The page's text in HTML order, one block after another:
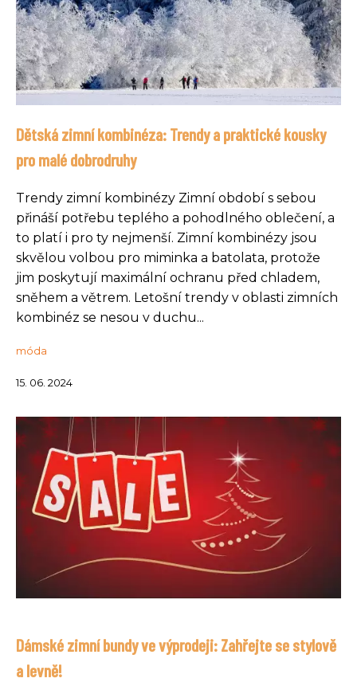
Dětská zimní kombinéza: Trendy a praktické kousky
pro malé dobrodruhy
Trendy zimní kombinézy Zimní období s sebou
přináší potřebu teplého a pohodlného oblečení, a
to platí i pro ty nejmenší. Zimní kombinézy jsou
skvělou volbou pro miminka a batolata, protože
jim poskytují maximální ochranu před chladem,
sněhem a větrem. Letošní trendy v oblasti zimních
kombinéz se nesou v duchu...
móda
15. 06. 2024
Dámské zimní bundy ve výprodeji: Zahřejte se stylově
a levně!